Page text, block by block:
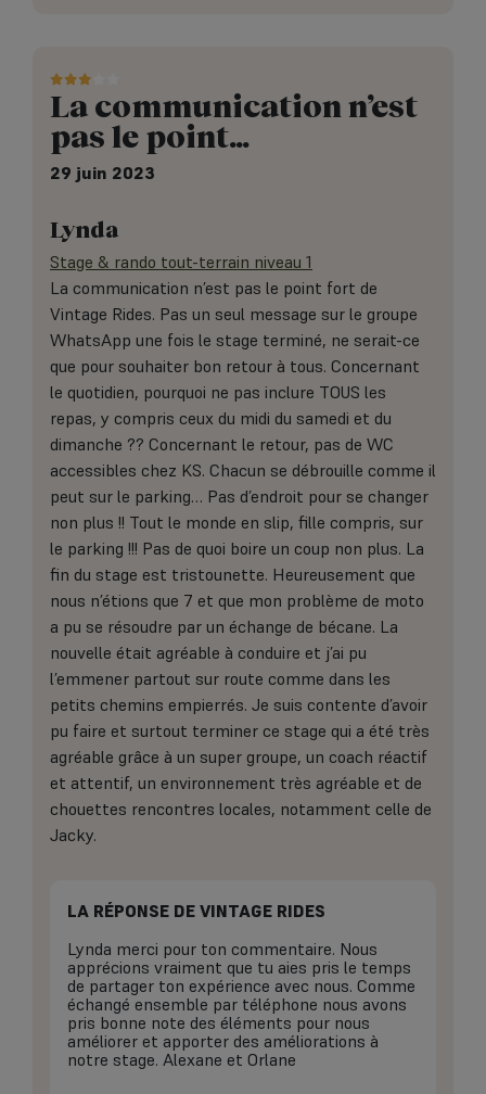
La communication n’est
pas le point…
29 juin 2023
Lynda
Stage & rando tout-terrain niveau 1
La communication n’est pas le point fort de
Vintage Rides. Pas un seul message sur le groupe
WhatsApp une fois le stage terminé, ne serait-ce
que pour souhaiter bon retour à tous. Concernant
le quotidien, pourquoi ne pas inclure TOUS les
repas, y compris ceux du midi du samedi et du
dimanche ?? Concernant le retour, pas de WC
accessibles chez KS. Chacun se débrouille comme il
peut sur le parking… Pas d’endroit pour se changer
non plus !! Tout le monde en slip, fille compris, sur
le parking !!! Pas de quoi boire un coup non plus. La
fin du stage est tristounette. Heureusement que
nous n’étions que 7 et que mon problème de moto
a pu se résoudre par un échange de bécane. La
nouvelle était agréable à conduire et j’ai pu
l’emmener partout sur route comme dans les
petits chemins empierrés. Je suis contente d’avoir
pu faire et surtout terminer ce stage qui a été très
agréable grâce à un super groupe, un coach réactif
et attentif, un environnement très agréable et de
chouettes rencontres locales, notamment celle de
Jacky.
LA RÉPONSE DE VINTAGE RIDES
Lynda merci pour ton commentaire. Nous
apprécions vraiment que tu aies pris le temps
de partager ton expérience avec nous. Comme
échangé ensemble par téléphone nous avons
pris bonne note des éléments pour nous
améliorer et apporter des améliorations à
notre stage. Alexane et Orlane